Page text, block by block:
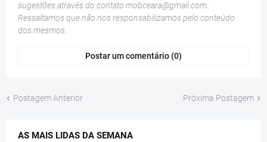
sugestões através do contato mobceara@gmail.com.
Ressaltamos que não nos responsabilizamos pelo conteúdo
dos mesmos.
Postar um comentário (0)
Postagem Anterior Próxima Postagem
AS MAIS LIDAS DA SEMANA